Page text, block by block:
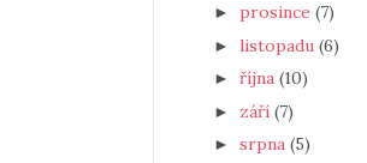
► prosince (7)
► listopadu (6)
► října (10)
► září (7)
► srpna (5)